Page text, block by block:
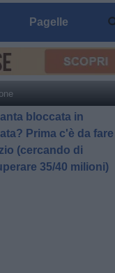
Pagelle
bloccata in
Prima c'è da fare
(cercando di
35/40 milioni)